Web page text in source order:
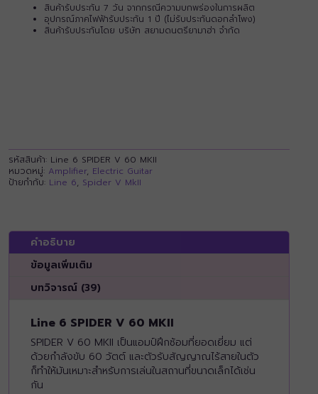
สินค้ารับประกัน 7 วัน จากกรณีความบกพร่องในการผลิต
อุปกรณ์ภาคไฟฟ้ารับประกัน 1 ปี (ไม่รับประกันดอกลำโพง)
สินค้ารับประกันโดย บริษัท สยามดนตรียามาฮ่า จำกัด
รหัสสินค้า: Line 6 SPIDER V 60 MKII
หมวดหมู่: Amplifier, Electric Guitar
ป้ายกำกับ: Line 6, Spider V MkII
คำอธิบาย
ข้อมูลเพิ่มเติม
บทวิจารณ์ (39)
Line 6 SPIDER V 60 MKII
SPIDER V 60 MKII เป็นแอมป์ฝึกซ้อมที่ยอดเยี่ยม แต่
ด้วยกำลังขับ 60 วัตต์ และตัวรับสัญญาณไร้สายในตัว
ก็ทำให้มันเหมาะสำหรับการเล่นในสถานที่ขนาดเล็กได้เช่น
กัน